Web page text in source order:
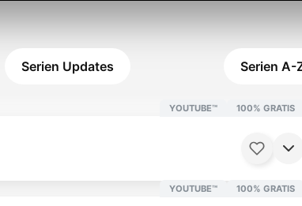
Serien Updates Serien A-
YOUTUBE™ 100% GRATIS
YOUTUBE™ 100% GRATIS